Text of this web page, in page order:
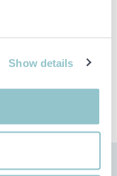
Show details
i beskrivningen på
i detalj.
i beskrivningen.